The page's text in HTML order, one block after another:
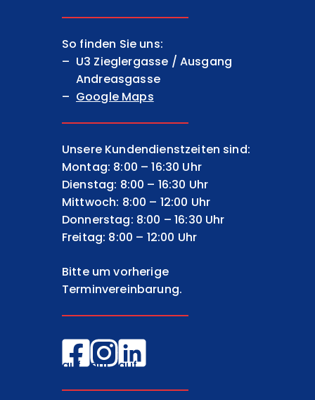
So finden Sie uns:
U3 Zieglergasse / Ausgang
Andreasgasse
Google Maps
Unsere Kundendienstzeiten sind:
Montag: 8:00 – 16:30 Uhr
Dienstag: 8:00 – 16:30 Uhr
Mittwoch: 8:00 – 12:00 Uhr
Donnerstag: 8:00 – 16:30 Uhr
Freitag: 8:00 – 12:00 Uhr
Bitte um vorherige
Terminvereinbarung.
EGW
auf
EGW
auf auf